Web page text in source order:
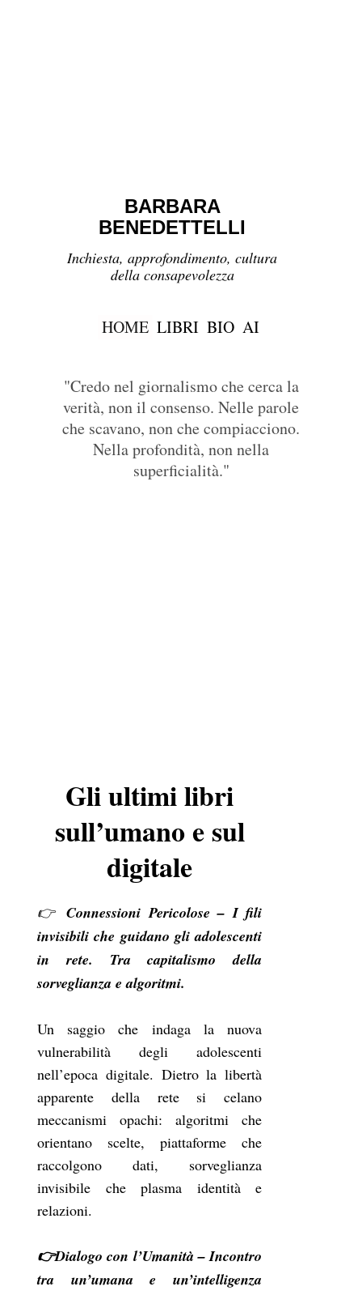
BARBARA
BENEDETTELLI
Inchiesta, approfondimento, cultura
della consapevolezza
HOME LIBRI BIO AI
"Credo nel giornalismo che cerca la
verità, non il consenso. Nelle parole
che scavano, non che compiacciono.
Nella profondità, non nella
superficialità."
Gli ultimi libri
sull’umano e sul
digitale
👉 Connessioni Pericolose – I fili
invisibili che guidano gli adolescenti
in rete. Tra capitalismo della
sorveglianza e algoritmi.
Un saggio che indaga la nuova
vulnerabilità degli adolescenti
nell’epoca digitale. Dietro la libertà
apparente della rete si celano
meccanismi opachi: algoritmi che
orientano scelte, piattaforme che
raccolgono dati, sorveglianza
invisibile che plasma identità e
relazioni.
👉Dialogo con l’Umanità – Incontro
tra un’umana e un’intelligenza